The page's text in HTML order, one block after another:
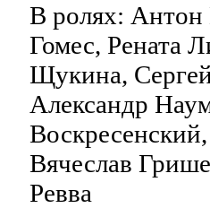
В ролях:
Гомес, Рената
Щукина,
Александр
Вячеслав
Ревва